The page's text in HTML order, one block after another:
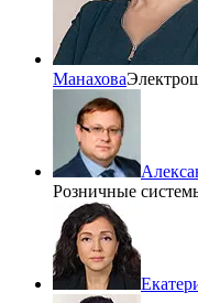
Манахова
Розничные